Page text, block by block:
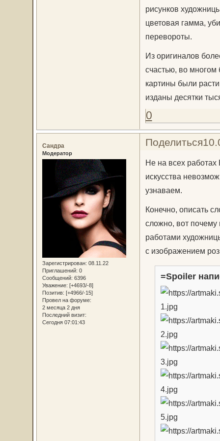
рисунков
цветовая гамма,
перевороты.
Из оригиналов
счастью, во многом
картины были
изданы десятки
0
Поделиться
Сандра
Модератор
Зарегистрирован: 08.11.22
Приглашений: 0
Сообщений: 6396
Уважение: [+4693/-8]
Позитив: [+4966/-15]
Провел на форуме:
2 месяца 2 дня
Последний визит:
Сегодня 07:01:43
Не на всех
искусства
узнаваем.
Конечно, описать
сложно, вот почему
работами
с изображением
=Spoiler